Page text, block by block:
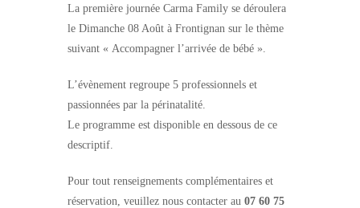
La première journée Carma Family se déroulera
le Dimanche 08 Août à Frontignan sur le thème
suivant « Accompagner l’arrivée de bébé ».
L’évènement regroupe 5 professionnels et
passionnées par la périnatalité.
Le programme est disponible en dessous de ce
descriptif.
Pour tout renseignements complémentaires et
réservation, veuillez nous contacter au 07 60 75